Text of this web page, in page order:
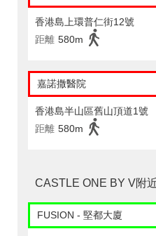
香港島上環普仁街12號
距離 580m
嘉諾撒醫院
香港島半山區舊山頂道1號
距離 580m
CASTLE ONE BY V附
FUSION - 堅都大廈